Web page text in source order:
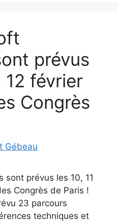
prévus
12 février
Congrès
Gébeau
sont prévus les 10, 11
Congrès de Paris !
23 parcours
techniques et